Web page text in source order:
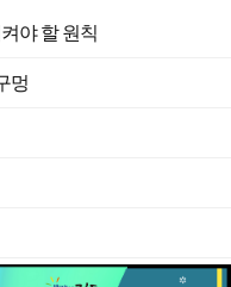
야 할 원칙
멍